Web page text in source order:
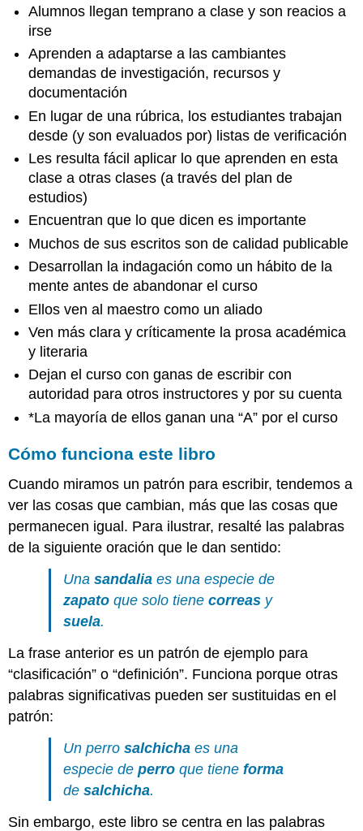
Alumnos llegan temprano a clase y son reacios a
irse
Aprenden a adaptarse a las cambiantes
demandas de investigación, recursos y
documentación
En lugar de una rúbrica, los estudiantes trabajan
desde (y son evaluados por) listas de verificación
Les resulta fácil aplicar lo que aprenden en esta
clase a otras clases (a través del plan de
estudios)
Encuentran que lo que dicen es importante
Muchos de sus escritos son de calidad publicable
Desarrollan la indagación como un hábito de la
mente antes de abandonar el curso
Ellos ven al maestro como un aliado
Ven más clara y críticamente la prosa académica
y literaria
Dejan el curso con ganas de escribir con
autoridad para otros instructores y por su cuenta
*La mayoría de ellos ganan una “A” por el curso
Cómo funciona este libro
Cuando miramos un patrón para escribir, tendemos a
ver las cosas que cambian, más que las cosas que
permanecen igual. Para ilustrar, resalté las palabras
de la siguiente oración que le dan sentido:
Unasandalia es una especie de
zapato que solo tienecorreas y
suela.
La frase anterior es un patrón de ejemplo para
“clasificación” o “definición”. Funciona porque otras
palabras significativas pueden ser sustituidas en el
patrón:
Un perrosalchicha es una
especie deperro que tiene forma
desalchicha.
Sin embargo, este libro se centra en las palabras